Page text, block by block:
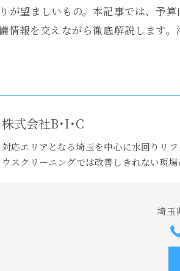
が望ましいもの。本記事では、予
情報を交えながら徹底解説します
株式会社B･I･C
対応エリアとなる埼玉を中心に水回りリ
ウスクリーニングでは改善しきれない現
埼玉